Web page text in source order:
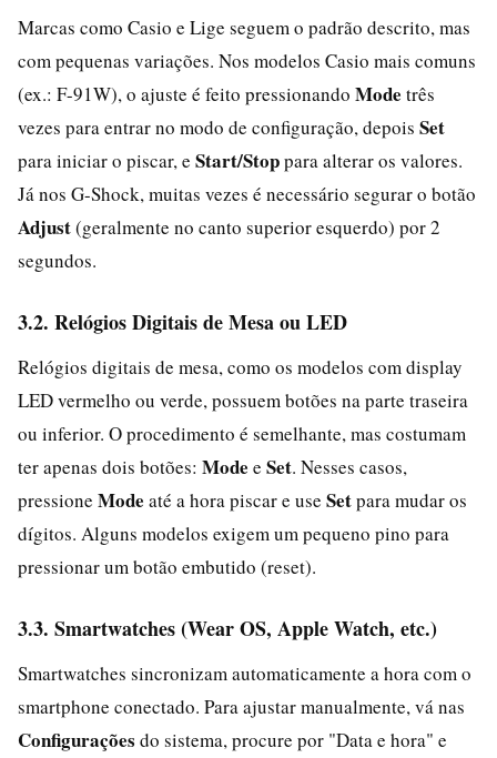
Marcas como Casio e Lige seguem o padrão descrito, mas
com pequenas variações. Nos modelos Casio mais comuns
(ex.: F-91W), o ajuste é feito pressionando Mode três
vezes para entrar no modo de configuração, depois Set
para iniciar o piscar, e Start/Stoppara alterar os valores.
Já nos G-Shock, muitas vezes é necessário segurar o botão
Adjust(geralmente no canto superior esquerdo) por 2
segundos.
3.2. Relógios Digitais de Mesa ou LED
Relógios digitais de mesa, como os modelos com display
LED vermelho ou verde, possuem botões na parte traseira
ou inferior. O procedimento é semelhante, mas costumam
ter apenas dois botões: Mode e Set. Nesses casos,
pressione Mode até a hora piscar e use Setpara mudar os
dígitos. Alguns modelos exigem um pequeno pino para
pressionar um botão embutido (reset).
3.3. Smartwatches (Wear OS, Apple Watch, etc.)
Smartwatches sincronizam automaticamente a hora com o
smartphone conectado. Para ajustar manualmente, vá nas
Configurações do sistema, procure por "Data e hora" e